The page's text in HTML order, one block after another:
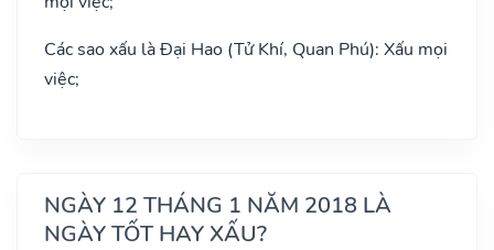
Các sao xấu là Đại Hao (Tử Khí, Quan Phú): Xấu mọi
việc;
NGÀY 12 THÁNG 1 NĂM 2018 LÀ
NGÀY TỐT HAY XẤU?